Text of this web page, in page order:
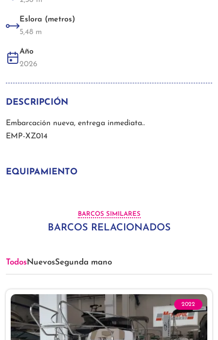
Eslora (metros)
5,48 m
Año
2026
DESCRIPCIÓN
Embarcación nueva, entrega inmediata..
EMP-XZ014
EQUIPAMIENTO
BARCOS SIMILARES
BARCOS RELACIONADOS
TodosNuevosSegunda mano
2022